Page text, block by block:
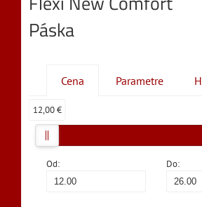
Páska
Cena Parametre
Od: Do:
12,00 €